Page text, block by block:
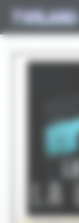
Panneau de gestion